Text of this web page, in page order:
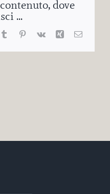
dove
...
TumblrPinterest
Vk Xing Email